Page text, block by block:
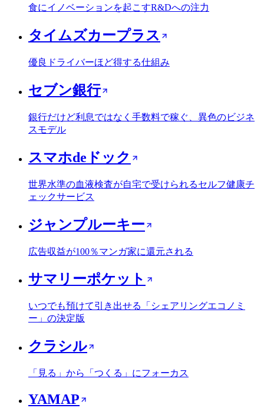
食にイノベーションを起こすR&Dへの注力
タイムズカープラス
優良ドライバーほど得する仕組み
セブン銀行
銀行だけど利息ではなく手数料で稼ぐ、異色のビジネ
スモデル
スマホdeドック
世界水準の血液検査が自宅で受けられるセルフ健康チ
ェックサービス
ジャンプルーキー
広告収益が100％マンガ家に還元される
サマリーポケット
いつでも預けて引き出せる「シェアリングエコノミ
ー」の決定版
クラシル
「見る」から「つくる」にフォーカス
YAMAP